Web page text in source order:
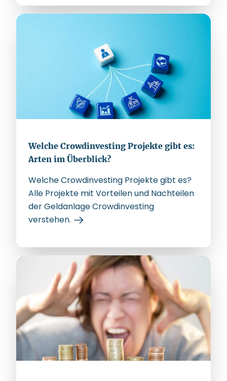
Welche Crowdinvesting Projekte gibt es:
Arten im Überblick?
Welche Crowdinvesting Projekte gibt es?
Alle Projekte mit Vorteilen und Nachteilen
der Geldanlage Crowdinvesting
verstehen.